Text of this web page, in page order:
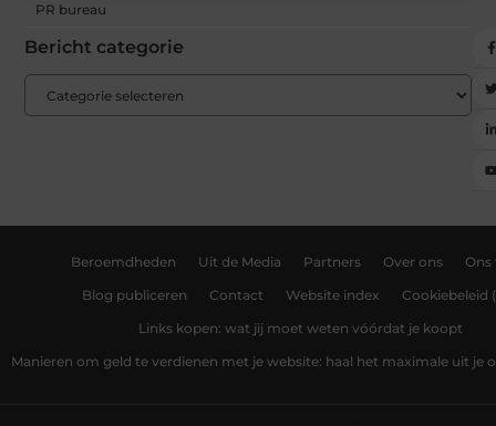
PR bureau
Bericht categorie
Beroemdheden Uit de Media Partners Over ons Ons
Blog publiceren Contact Website index Cookiebeleid
Links kopen: wat jij moet weten vóórdat je koopt
Manieren om geld te verdienen met je website: haal het maximale uit je